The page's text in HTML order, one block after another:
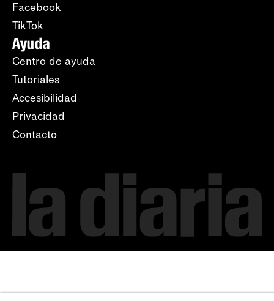
Facebook
TikTok
Ayuda
Centro de ayuda
Tutoriales
Accesibilidad
Privacidad
Contacto